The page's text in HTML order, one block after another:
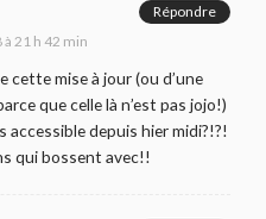
21 h 42 min
cette mise à jour (ou d’une
que celle là n’est pas jojo!)
accessible depuis hier midi?!?!
qui bossent avec!!
Répondre